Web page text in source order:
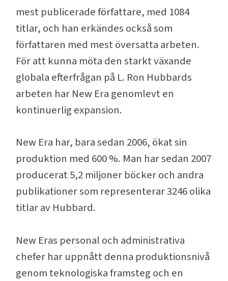
mest publicerade författare, med 1084
titlar, och han erkändes också som
författaren med mest översatta arbeten.
För att kunna möta den starkt växande
globala efterfrågan på L. Ron Hubbards
arbeten har New Era genomlevt en
kontinuerlig expansion.
New Era har, bara sedan 2006, ökat sin
produktion med 600 %. Man har sedan 2007
producerat 5,2 miljoner böcker och andra
publikationer som representerar 3246 olika
titlar av Hubbard.
New Eras personal och administrativa
chefer har uppnått denna produktionsnivå
genom teknologiska framsteg och en